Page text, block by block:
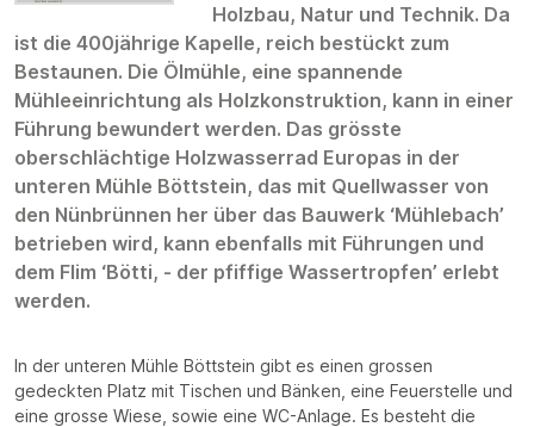
Holzbau, Natur und Technik. Da
ist die 400jährige Kapelle, reich bestückt zum
Bestaunen. Die Ölmühle, eine spannende
Mühleeinrichtung als Holzkonstruktion, kann in einer
Führung bewundert werden. Das grösste
oberschlächtige Holzwasserrad Europas in der
unteren Mühle Böttstein, das mit Quellwasser von
den Nünbrünnen her über das Bauwerk ‘Mühlebach’
betrieben wird, kann ebenfalls mit Führungen und
dem Flim ‘Bötti, - der pfiffige Wassertropfen’ erlebt
werden.
In der unteren Mühle Böttstein gibt es einen grossen
gedeckten Platz mit Tischen und Bänken, eine Feuerstelle und
eine grosse Wiese, sowie eine WC-Anlage. Es besteht die